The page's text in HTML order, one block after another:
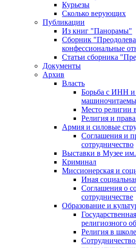
Курьезы
Сколько верующих
Публикации
Из книг "Панорамы"
Сборник
конфессиональные
Статьи сборника
Документы
Архив
Власть
Борьба с ИНН и
Место религии
Религия и
Армия и силовые
Соглашения и
сотрудничество
Выставки в Музее
Криминал
Миссионерская и
Иная
Соглашения о
сотрудничестве
Образование и
религиозного
Религия в школе